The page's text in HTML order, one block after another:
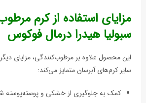
مزایای استفاده از کرم
سبولیا هیدرا درمال فوکوس
این محصول علاوه بر مرطوب‌کنندگی، مزایای
سایر کرم‌های آبرسان متمایز می‌کند:
کمک به جلوگیری از خشکی و